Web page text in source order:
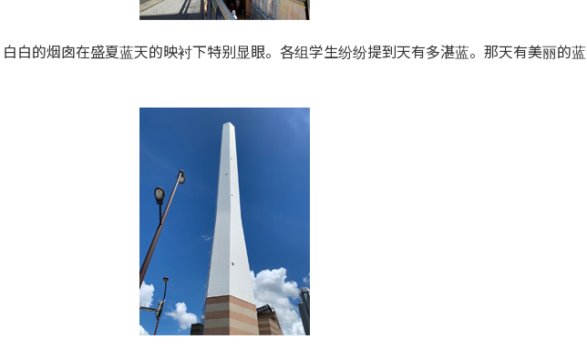
白的烟囱在盛夏蓝天的映衬下特别显眼。各组学生纷纷提到天有多湛蓝。那天有美丽的蓝